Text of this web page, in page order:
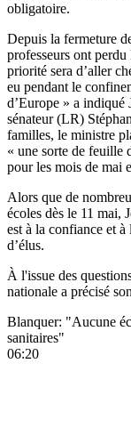
obligatoire.
Depuis la fermeture
professeurs ont
priorité sera d’aller
eu pendant le
d’Europe » a
sénateur (LR)
familles, le ministre
« une sorte de feuille
pour les mois de mai
Alors que de
écoles dès le 11 mai,
est à la confiance et
d’élus.
À l'issue des
nationale a précisé
Blanquer: "Aucune
sanitaires"
06:20